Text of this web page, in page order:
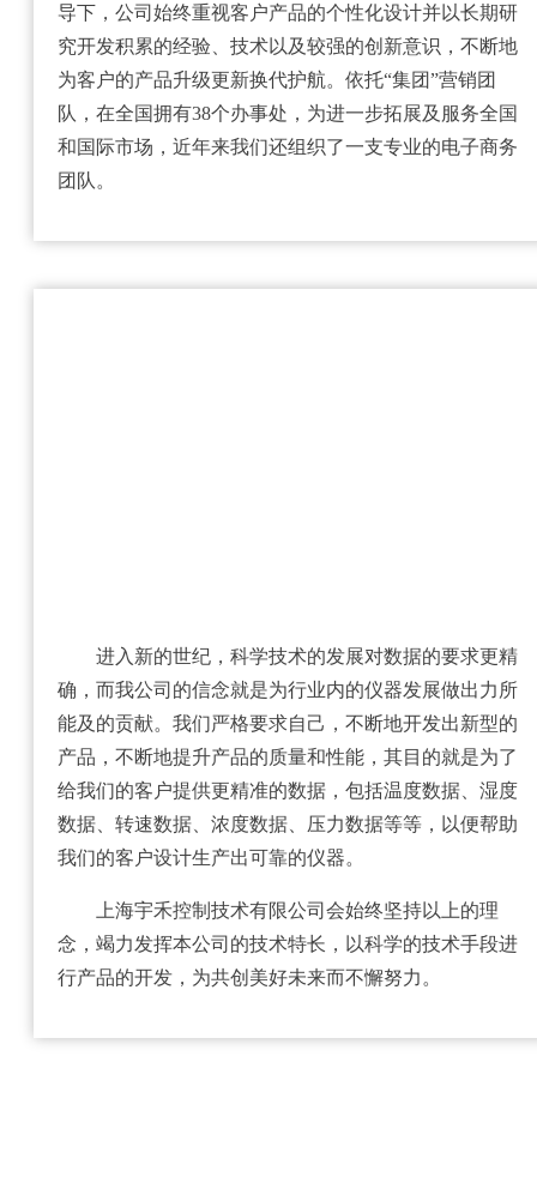
导下，公司始终重视客户产品的个性化设计并以长期研
究开发积累的经验、技术以及较强的创新意识，不断地
为客户的产品升级更新换代护航。依托“集团”营销团
队，在全国拥有38个办事处，为进一步拓展及服务全国
和国际市场，近年来我们还组织了一支专业的电子商务
团队。
进入新的世纪，科学技术的发展对数据的要求更精
确，而我公司的信念就是为行业内的仪器发展做出力所
能及的贡献。我们严格要求自己，不断地开发出新型的
产品，不断地提升产品的质量和性能，其目的就是为了
给我们的客户提供更精准的数据，包括温度数据、湿度
数据、转速数据、浓度数据、压力数据等等，以便帮助
我们的客户设计生产出可靠的仪器。
上海宇禾控制技术有限公司会始终坚持以上的理
念，竭力发挥本公司的技术特长，以科学的技术手段进
行产品的开发，为共创美好未来而不懈努力。